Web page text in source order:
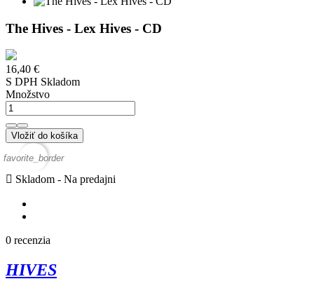
The Hives - Lex Hives - CD
16,40 €
S DPH Skladom
Množstvo
Vložiť do košíka
favorite_border
 Skladom - Na predajni
0 recenzia
HIVES